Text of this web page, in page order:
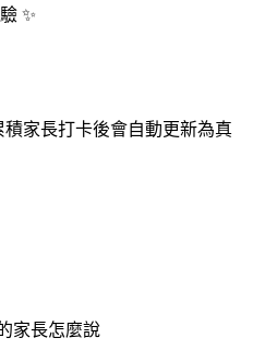
✨
家長打卡後會自動更新為真
家長怎麼說